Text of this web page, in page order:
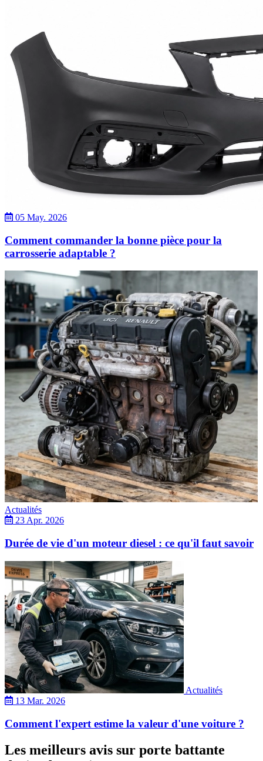
05 May. 2026
Comment commander la bonne pièce pour la
carrosserie adaptable ?
Actualités
23 Apr. 2026
Durée de vie d'un moteur diesel : ce qu'il faut savoir
Actualités
13 Mar. 2026
Comment l'expert estime la valeur d'une voiture ?
Les meilleurs avis sur porte battante